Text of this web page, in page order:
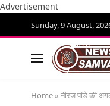
Advertisement
Sunday, 9 August,
Home » नीरज पांडे की